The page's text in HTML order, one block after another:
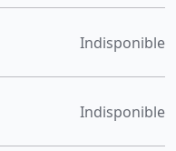
Indisponible
Indisponible